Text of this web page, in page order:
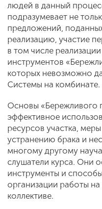
людей в данный
подразумевает не
предложений,
реализацию, участие
в том числе
инструментов
которых невозможно
Системы на комбинате.
Основы «Бережливого
эффективное
ресурсов участка,
устранению брака и
многому другому
слушатели курса. Они
инструменты и
организации работы
коллективе.